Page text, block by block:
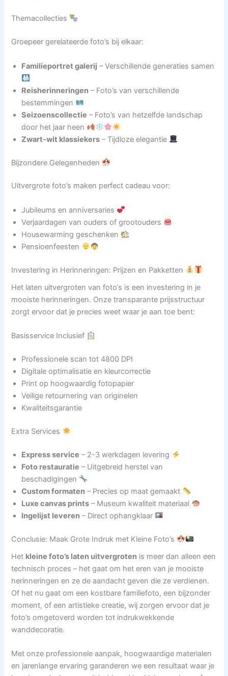
Themacollecties
Groepeer gerelateerde foto’s bij elkaar:
Familieportret galerij – Verschillende generaties samen
Reisherinneringen – Foto’s van verschillende
bestemmingen
Seizoenscollectie – Foto’s van hetzelfde landschap
door het jaar heen
Zwart-wit klassiekers – Tijdloze elegantie
Bijzondere Gelegenheden
Uitvergrote foto’s maken perfect cadeau voor:
Jubileums en anniversaries
Verjaardagen van ouders of grootouders
Housewarming geschenken
Pensioenfeesten
Investering in Herinneringen: Prijzen en Pakketten
Het laten uitvergroten van foto’s is een investering in je
mooiste herinneringen. Onze transparante prijsstructuur
zorgt ervoor dat je precies weet waar je aan toe bent:
Basisservice Inclusief
Professionele scan tot 4800 DPI
Digitale optimalisatie en kleurcorrectie
Print op hoogwaardig fotopapier
Veilige retournering van originelen
Kwaliteitsgarantie
Extra Services
Express service – 2-3 werkdagen levering
Foto restauratie – Uitgebreid herstel van
beschadigingen
Custom formaten – Precies op maat gemaakt
Luxe canvas prints – Museum kwaliteit materiaal
Ingelijst leveren – Direct ophangklaar
Conclusie: Maak Grote Indruk met Kleine Foto’s
Het kleine foto’s laten uitvergroten is meer dan alleen een
technisch proces – het gaat om het eren van je mooiste
herinneringen en ze de aandacht geven die ze verdienen.
Of het nu gaat om een kostbare familiefoto, een bijzonder
moment, of een artistieke creatie, wij zorgen ervoor dat je
foto’s omgetoverd worden tot indrukwekkende
wanddecoratie.
Met onze professionele aanpak, hoogwaardige materialen
en jarenlange ervaring garanderen we een resultaat waar je